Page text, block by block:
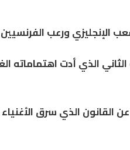
الإنجليزي ورعب الفرنسيين
الذي أدت اهتماماته
القانون الذي سرق